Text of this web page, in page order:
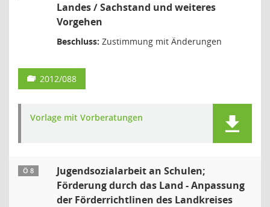
Landes / Sachstand und weiteres
Vorgehen
Beschluss: Zustimmung mit Änderungen
2012/088
Vorlage mit Vorberatungen
Ö 8
Jugendsozialarbeit an Schulen;
Förderung durch das Land - Anpassung
der Förderrichtlinen des Landkreises